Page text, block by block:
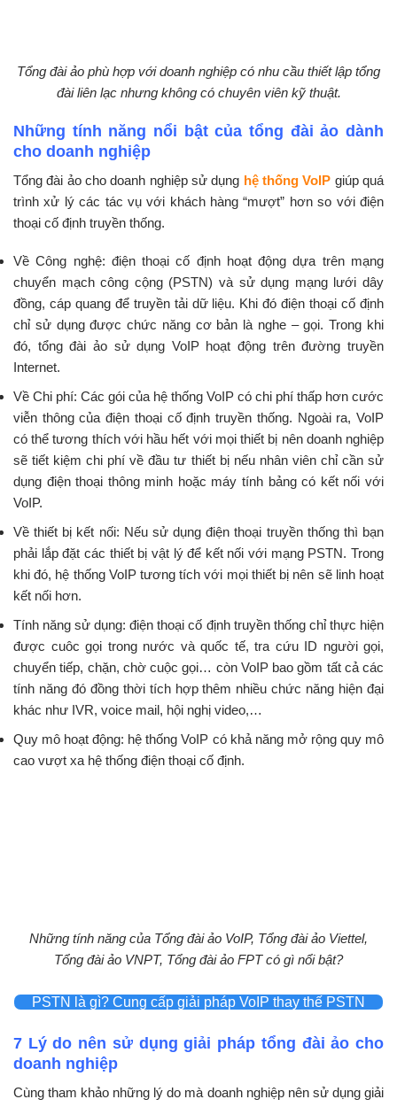
Tổng đài ảo phù hợp với doanh nghiệp có nhu cầu thiết lập tổng
đài liên lạc nhưng không có chuyên viên kỹ thuật.
Những tính năng nổi bật của tổng đài ảo dành
cho doanh nghiệp
Tổng đài ảo cho doanh nghiệp sử dụng hệ thống VoIP giúp quá
trình xử lý các tác vụ với khách hàng “mượt” hơn so với điện
thoại cố định truyền thống.
Về Công nghệ: điện thoại cố định hoạt động dựa trên mạng
chuyển mạch công cộng (PSTN) và sử dụng mạng lưới dây
đồng, cáp quang để truyền tải dữ liệu. Khi đó điện thoại cố định
chỉ sử dụng được chức năng cơ bản là nghe – gọi. Trong khi
đó, tổng đài ảo sử dụng VoIP hoạt động trên đường truyền
Internet.
Về Chi phí: Các gói của hệ thống VoIP có chi phí thấp hơn cước
viễn thông của điện thoại cố định truyền thống. Ngoài ra, VoIP
có thể tương thích với hầu hết với mọi thiết bị nên doanh nghiệp
sẽ tiết kiệm chi phí về đầu tư thiết bị nếu nhân viên chỉ cần sử
dụng điện thoại thông minh hoặc máy tính bảng có kết nối với
VoIP.
Về thiết bị kết nối: Nếu sử dụng điện thoại truyền thống thì bạn
phải lắp đặt các thiết bị vật lý để kết nối với mạng PSTN. Trong
khi đó, hệ thống VoIP tương tích với mọi thiết bị nên sẽ linh hoạt
kết nối hơn.
Tính năng sử dụng: điện thoại cố định truyền thống chỉ thực hiện
được cuôc gọi trong nước và quốc tế, tra cứu ID người gọi,
chuyển tiếp, chặn, chờ cuộc gọi… còn VoIP bao gồm tất cả các
tính năng đó đồng thời tích hợp thêm nhiều chức năng hiện đại
khác như IVR, voice mail, hội nghị video,…
Quy mô hoạt động: hệ thống VoIP có khả năng mở rộng quy mô
cao vượt xa hệ thống điện thoại cố định.
Những tính năng của Tổng đài ảo VoIP, Tổng đài ảo Viettel,
Tổng đài ảo VNPT, Tổng đài ảo FPT có gì nổi bật?
PSTN là gì? Cung cấp giải pháp VoIP thay thế PSTN
7 Lý do nên sử dụng giải pháp tổng đài ảo cho
doanh nghiệp
Cùng tham khảo những lý do mà doanh nghiệp nên sử dụng giải